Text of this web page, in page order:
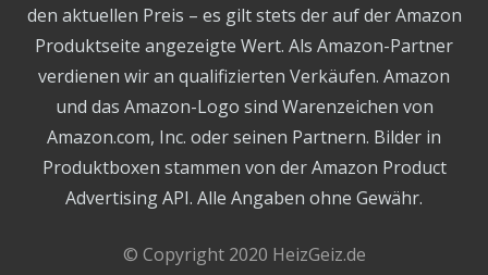
den aktuellen Preis – es gilt stets der auf der Amazon
Produktseite angezeigte Wert. Als Amazon-Partner
verdienen wir an qualifizierten Verkäufen. Amazon
und das Amazon-Logo sind Warenzeichen von
Amazon.com, Inc. oder seinen Partnern. Bilder in
Produktboxen stammen von der Amazon Product
Advertising API. Alle Angaben ohne Gewähr.
© Copyright 2020 HeizGeiz.de